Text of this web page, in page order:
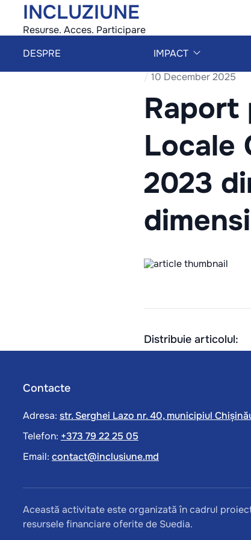
INCLUZIUNE
Resurse. Acces. Participare
DESPRE
IMPACT
/ 10 December 2025
Raport
Locale
2023
Distribuie articolul:
Contacte
Adresa: str. Serghei Lazo nr. 40, municipiul
Telefon: +373 79 22 25 05
Email: contact@inclusiune.md
Această activitate este organizată în cadrul
resursele financiare oferite de Suedia.